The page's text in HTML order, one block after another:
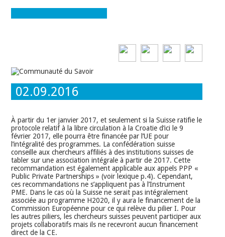
02.09.2016
À partir du 1er janvier 2017, et seulement si la Suisse ratifie le
protocole relatif à la libre circulation à la Croatie d’ici le 9
février 2017, elle pourra être financée par l’UE pour
l’intégralité des programmes. La confédération suisse
conseille aux chercheurs affiliés à des institutions suisses de
tabler sur une association intégrale à partir de 2017. Cette
recommandation est également applicable aux appels PPP «
Public Private Partnerships » (voir lexique p.4). Cependant,
ces recommandations ne s’appliquent pas à l’Instrument
PME. Dans le cas où la Suisse ne serait pas intégralement
associée au programme H2020, il y aura le financement de la
Commission Européenne pour ce qui relève du pilier I. Pour
les autres piliers, les chercheurs suisses peuvent participer aux
projets collaboratifs mais ils ne recevront aucun financement
direct de la CE.